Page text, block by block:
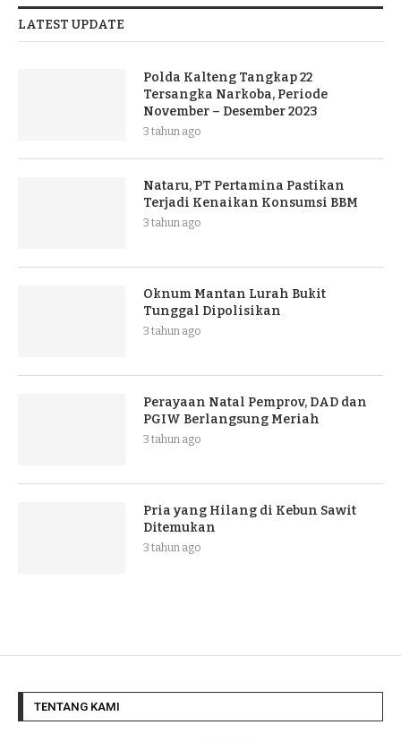
LATEST UPDATE
Polda Kalteng Tangkap 22
Tersangka Narkoba, Periode
November – Desember 2023
3 tahun ago
Nataru, PT Pertamina Pastikan
Terjadi Kenaikan Konsumsi BBM
3 tahun ago
Oknum Mantan Lurah Bukit
Tunggal Dipolisikan
3 tahun ago
Perayaan Natal Pemprov, DAD dan
PGIW Berlangsung Meriah
3 tahun ago
Pria yang Hilang di Kebun Sawit
Ditemukan
3 tahun ago
TENTANG KAMI